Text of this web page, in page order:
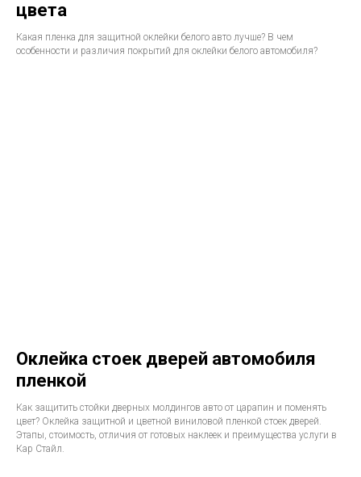
цвета
Какая пленка для защитной оклейки белого авто лучше? В чем
особенности и различия покрытий для оклейки белого автомобиля?
Оклейка стоек дверей автомобиля
пленкой
Как защитить стойки дверных молдингов авто от царапин и поменять
цвет? Оклейка защитной и цветной виниловой пленкой стоек дверей.
Этапы, стоимость, отличия от готовых наклеек и преимущества услуги в
Кар Стайл.